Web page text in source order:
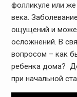
фолликуле или
века.
ощущений и
осложнений. В
вопросом – как
ребенка дома?
при начальной